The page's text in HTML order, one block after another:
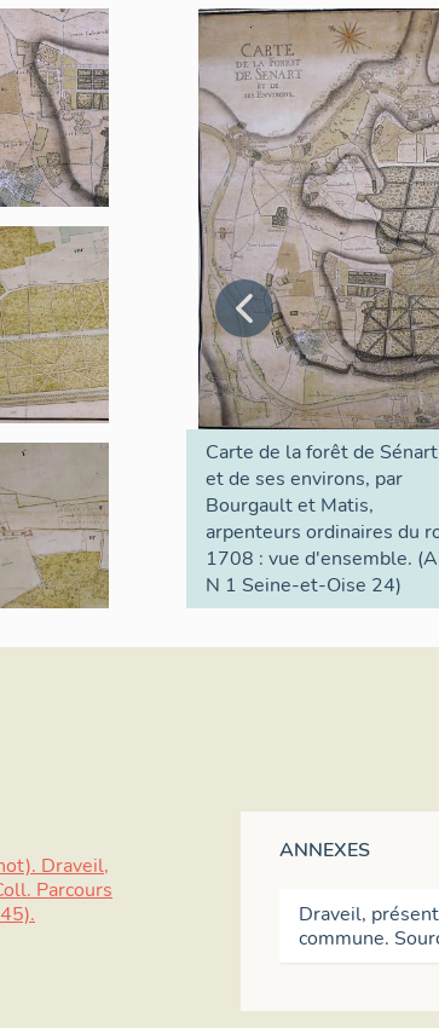
de Paris, du faubourg Saint-Antoine et
en 1866 et 3 000 en 1910, en compte 10
dispensaire, bains-douches, poste et
centrale créée en 1919. Après la seconde
par le Commissariat à la construction et à
et de Vigneux-sur-Seine prévoit la construction
un doublement du nombre des habitants. A
sont réparties sous forme d'ensembles
nombreux parcs et jardins qui agrémentent le
Mazières, l'Orée de Sénart, Danton et les
construits entre 1957 et 1965. De 1954 à
de 12 335 à plus de 25 000 habitants,
Equipement commun aux villes de Draveil,
en 1981, la base régionale de loisirs du
de bois et d'étangs (anciennes fouilles
situe sur le territoire de Draveil.
Carte de la forêt de Sénart
et de ses environs, par
Bourgault et Matis,
arpenteurs ordinaires du
1708 : vue d'ensemble.
N 1 Seine-et-Oise 24)
Draveil,
Parcours
ANNEXES
Draveil,
commune.